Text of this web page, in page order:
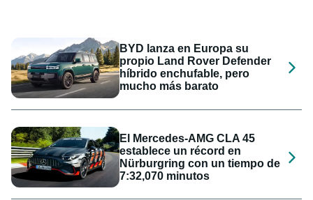
BYD lanza en Europa su
propio Land Rover Defender
híbrido enchufable, pero
mucho más barato
El Mercedes-AMG CLA 45
establece un récord en
Nürburgring con un tiempo de
7:32,070 minutos